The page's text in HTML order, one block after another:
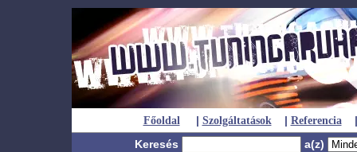
Főoldal | Szolgáltatások | Referencia
|
Keresés
a(z)